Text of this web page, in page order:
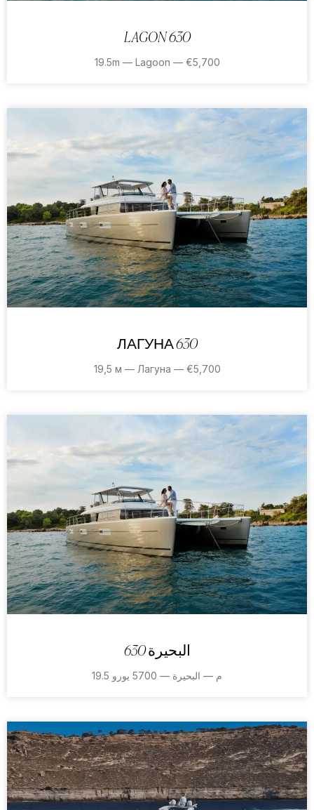
LAGON 630
19.5m — Lagoon — €5,700
ЛАГУНА 630
19,5 м — Лагуна — €5,700
البحيرة 630
19.5 م — البحيرة — 5700 يورو